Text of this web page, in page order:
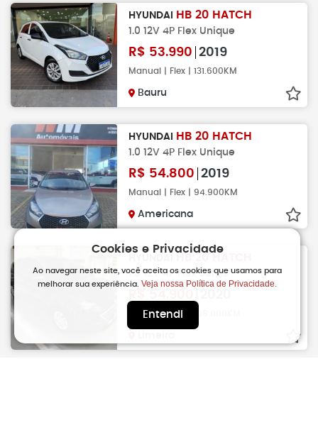
HYUNDAI HB 20 HATCH
1.0 12V 4P Flex Unique
R$ 53.990 2019
Manual | Flex | 131.600KM
Bauru
HYUNDAI HB 20 HATCH
1.0 12V 4P Flex Unique
R$ 54.800 2019
Manual | Flex | 94.900KM
Americana
1.0 12V 4P Flex Sense
Manual | Flex | 108.000KM
Cookies e Privacidade
Ao navegar neste site, você aceita os cookies que usamos para
melhorar sua experiência.Veja nossa Política de Privacidade.
Entendi